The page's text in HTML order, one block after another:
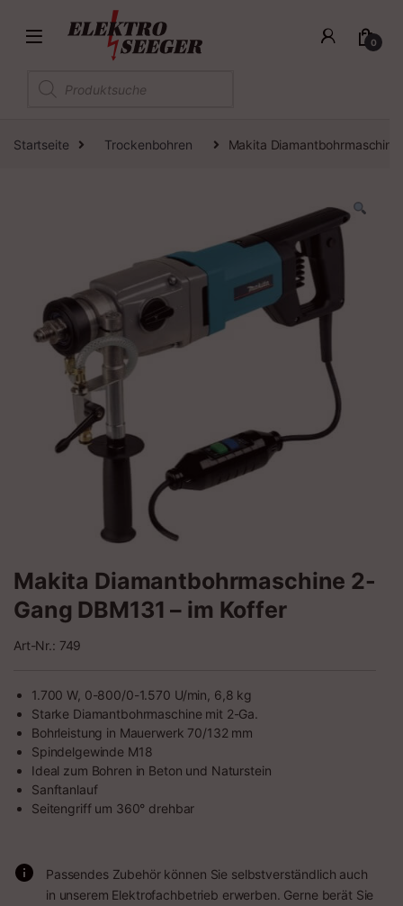
0
Products search
Startseite Trockenbohren Makita
Makita Diamantbohrmaschine 2-
Gang DBM131 – im Koffer
Art-Nr.: 749
1.700 W, 0-800/0-1.570 U/min, 6,8 kg
Starke Diamantbohrmaschine mit 2-Ga.
Bohrleistung in Mauerwerk 70/132 mm
Spindelgewinde M18
Ideal zum Bohren in Beton und Naturstein
Sanftanlauf
Seitengriff um 360° drehbar
Passendes Zubehör können Sie selbstverständlich auch
in unserem Elektrofachbetrieb erwerben. Gerne berät Sie